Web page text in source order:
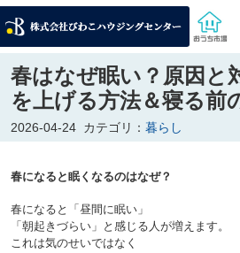
春はなぜ眠い？原因と
を上げる方法＆寝る前
2026-04-24 カテゴリ： 暮らし
春になると眠くなるのはなぜ？
春になると「昼間に眠い」
「朝起きづらい」と感じる人が増えます。
これは気のせいではなく